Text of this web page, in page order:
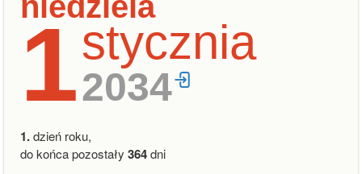
1stycznia
2034
1.dzień roku,
do końca pozostały 364dni